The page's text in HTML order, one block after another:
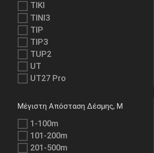
TIKI
TINI3
TIP
TIP3
TUP2
UT
UT27 Pro
Μέγιστη Απόσταση Δέσμης, M
1-100m
101-200m
201-500m